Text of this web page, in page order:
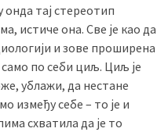
тај стереотип
истиче она. Све је као да
и зове проширена
по себи циљ. Циљ је
ублажи, да нестане
између себе – то је и
схватила да је то